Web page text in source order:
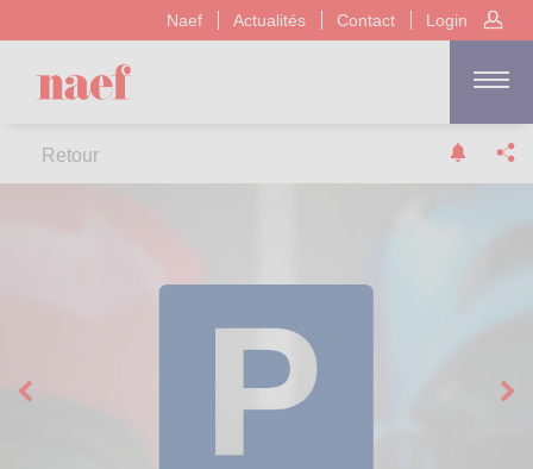
Naef Actualités Contact Login
Retour